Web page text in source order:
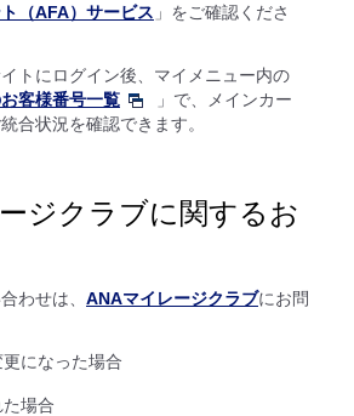
（AFA）サービス 」をご確認くださ
トにログイン後、マイメニュー内の
客様番号一覧
」で、メインカー
合状況を確認できます。
ジクラブに関するお
わせは、 ANAマイレージクラブにお問
になった場合
場合